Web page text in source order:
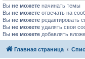
Вы не можете начинать темы
Вы не можете отвечать на
Вы не можете редактировать
Вы не можете удалять свои
Вы не можете добавлять
Главная страница